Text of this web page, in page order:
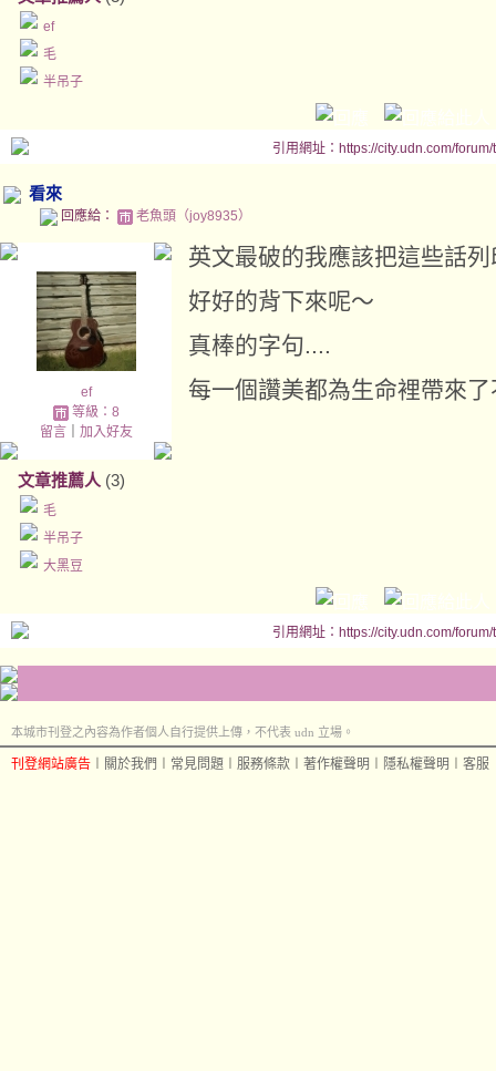
ef
毛
半吊子
引用網址：https://city.udn.com/
看來
回應給： 老魚頭（joy8935）
ef
等級：8
留言｜ 加入好友
文章推薦人 (3)
毛
半吊子
大黑豆
英文最破的我應該把這些話
好好的背下來呢～
真棒的字句....
每一個讚美都為生命裡帶來
引用網址：https://city.udn.com/
本城市刊登之內容為作者個人自行提供上傳，不代表 udn 立場。
刊登網站廣告 關於我們 常見問題 服務條款 著作權聲明 隱私權聲明 客服